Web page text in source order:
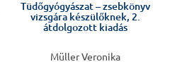
Tüdőgyógyászat – zsebkönyv
vizsgára készülőknek, 2.
átdolgozott kiadás
Müller Veronika